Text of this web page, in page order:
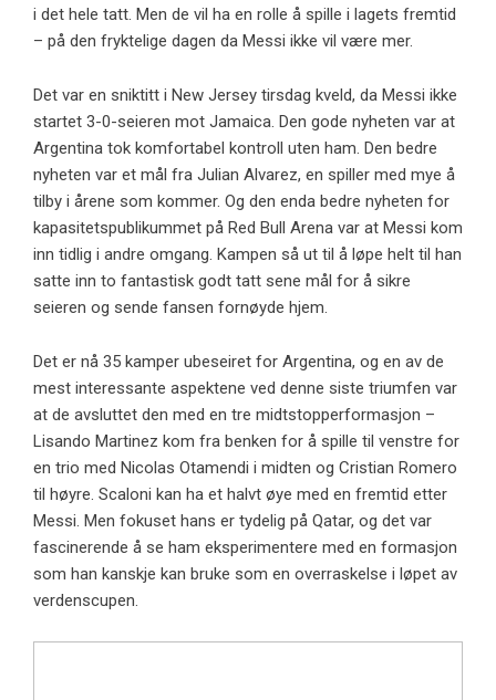
i det hele tatt. Men de vil ha en rolle å spille i lagets fremtid
– på den fryktelige dagen da Messi ikke vil være mer.
Det var en sniktitt i New Jersey tirsdag kveld, da Messi ikke
startet 3-0-seieren mot Jamaica. Den gode nyheten var at
Argentina tok komfortabel kontroll uten ham. Den bedre
nyheten var et mål fra Julian Alvarez, en spiller med mye å
tilby i årene som kommer. Og den enda bedre nyheten for
kapasitetspublikummet på Red Bull Arena var at Messi kom
inn tidlig i andre omgang. Kampen så ut til å løpe helt til han
satte inn to fantastisk godt tatt sene mål for å sikre
seieren og sende fansen fornøyde hjem.
Det er nå 35 kamper ubeseiret for Argentina, og en av de
mest interessante aspektene ved denne siste triumfen var
at de avsluttet den med en tre midtstopperformasjon –
Lisando Martinez kom fra benken for å spille til venstre for
en trio med Nicolas Otamendi i midten og Cristian Romero
til høyre. Scaloni kan ha et halvt øye med en fremtid etter
Messi. Men fokuset hans er tydelig på Qatar, og det var
fascinerende å se ham eksperimentere med en formasjon
som han kanskje kan bruke som en overraskelse i løpet av
verdenscupen.